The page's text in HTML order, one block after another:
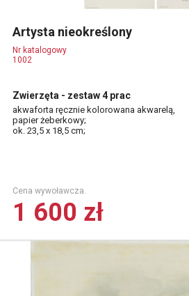
Artysta nieokreślony
Nr katalogowy
1002
Zwierzęta - zestaw 4 prac
akwaforta ręcznie kolorowana akwarelą,
papier żeberkowy;
ok. 23,5 x 18,5 cm;
Cena wywoławcza.
1 600 zł